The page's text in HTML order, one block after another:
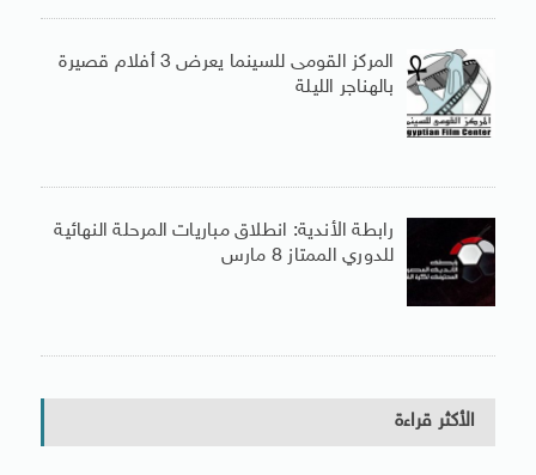
المركز القومى للسينما يعرض 3 أفلام قصيرة
بالهناجر الليلة
رابطة الأندية: انطلاق مباريات المرحلة النهائية
للدوري الممتاز 8 مارس
الأكثر قراءة